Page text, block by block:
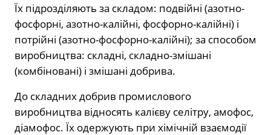
Їх підрозділяють за складом: подвійні (азотно-
фосфорні, азотно-калійні, фосфорно-калійні) і
потрійні (азотно-фосфорно-калійні); за способом
виробництва: складні, складно-змішані
(комбіновані) і змішані добрива.
До складних добрив промислового
виробництва відносять калієву селітру, амофос,
діамофос. Їх одержують при хімічній взаємодії